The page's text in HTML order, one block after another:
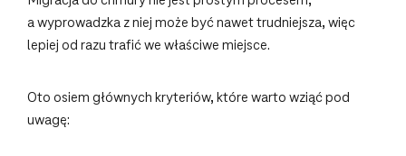
a wyprowadzka z niej może być nawet trudniejsza, więc
lepiej od razu trafić we właściwe miejsce.
Oto osiem głównych kryteriów, które warto wziąć pod
uwagę: